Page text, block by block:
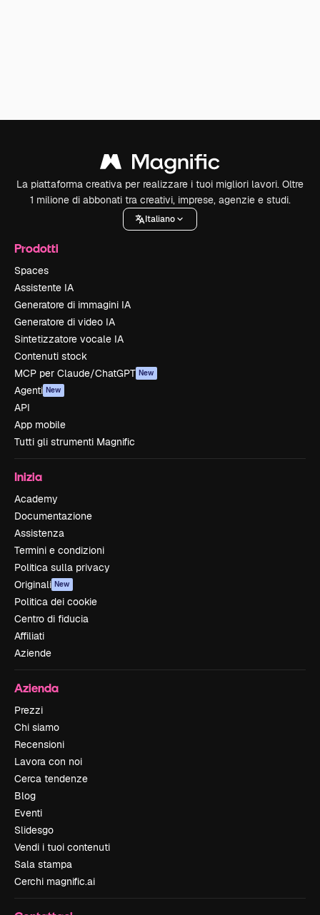
La piattaforma creativa per realizzare i tuoi migliori lavori. Oltre
1 milione di abbonati tra creativi, imprese, agenzie e studi.
Italiano
Prodotti
Spaces
Assistente IA
Generatore di immagini IA
Generatore di video IA
Sintetizzatore vocale IA
Contenuti stock
MCP per Claude/ChatGPT New
Agenti New
API
App mobile
Tutti gli strumenti Magnific
Inizia
Academy
Documentazione
Assistenza
Termini e condizioni
Politica sulla privacy
Originali New
Politica dei cookie
Centro di fiducia
Affiliati
Aziende
Azienda
Prezzi
Chi siamo
Recensioni
Lavora con noi
Cerca tendenze
Blog
Eventi
Slidesgo
Vendi i tuoi contenuti
Sala stampa
Cerchi magnific.ai